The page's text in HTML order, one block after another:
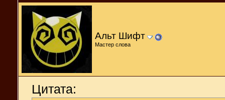
Альт Шифт
Мастер слова
Цитата: